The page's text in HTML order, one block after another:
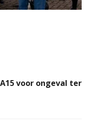
voor ongeval ter